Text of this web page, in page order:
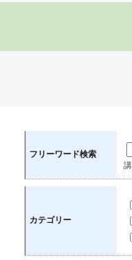
フリーワード検索
カテゴリー